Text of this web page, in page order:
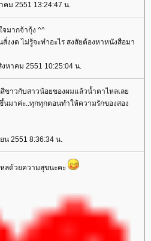
คม 2551 13:24:47 น.
มากจ้ากุ้ง ^^
งงด ไม่รู้จะทำอะไร สงสัยต้องหาหนังสือมา
หาคม 2551 10:25:04 น.
ขาวกับสาวน้อยของผมแล้วน้ำตาไหลเล
าค่ะ..ทุกทุกตอนทำให้ความรักของสอง
น 2551 8:36:34 น.
ลด้วยความสุขนะคะ